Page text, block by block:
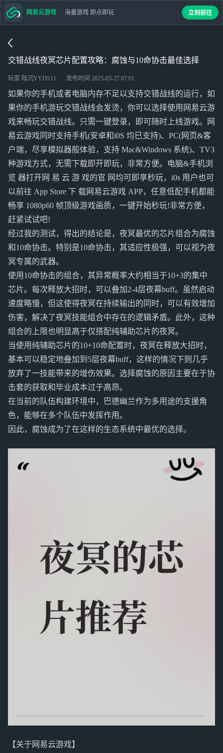
交错战线夜冥芯片配置攻略：腐蚀与10命协击最佳选择
玩家 陆沉YYDS11 发布时间 2025-03-27 07:01
如果你的手机或者电脑内存不足以支持交错战线的运行，如
果你的手机游玩交错战线会发烫，你可以选择使用网易云游
戏来畅玩交错战线。只需一键登录，即可随时上线游戏。网
易云游戏同时支持手机(安卓和i0S 均已支持)、PC(网页&客
户端，尽享模拟器般体验，支持 Mac&Windows 系统)、TV3
种游戏方式，无需下载即开即玩，非常方便。电脑&手机浏
览 器打开网 易 云 游 戏的官 网均可即享秒玩，i0s 用户也可
以前往 App Store 下 载网易云游戏 APP，任意低配手机都能
畅享 1080p60 帧顶级游戏画质，一键开始秒玩!非常方便，
赶紧试试吧!
经过我的测试，得出的结论是，夜冥最优的芯片组合为腐蚀
和10命协击。特别是10命协击，其适应性极强，可以视为夜
冥专属的武器。
使用10命协击的组合，其异常概率大约相当于10+3的集中
芯片。每次释放大招时，可以叠加2-4层夜幕buff。虽然启动
速度略慢，但这使得夜冥在持续输出的同时，可以有效增加
伤害，解决了夜冥技能组合中存在的逻辑矛盾。此外，这种
组合的上限也明显高于仅搭配纯辅助芯片的夜冥。
当使用纯辅助芯片的10+10命配置时，夜冥在释放大招时，
基本可以稳定地叠加到5层夜幕buff，这样的情况下则几乎
放弃了一技能带来的增伤效果。选择腐蚀的原因主要在于协
击套的获取和毕业成本过于高昂。
在当前的队伍构建环境中，巴德幽兰作为多用途的支援角
色，能够在多个队伍中发挥作用。
因此，腐蚀成为了在这样的生态系统中最优的选择。
【关于网易云游戏】
网易云游戏 海量游戏 即点即玩 立刻前往